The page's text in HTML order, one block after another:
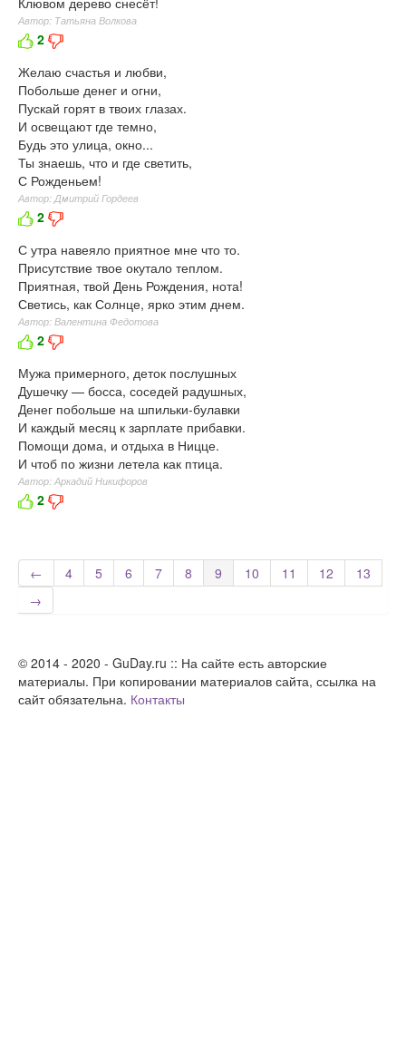
Автор: Татьяна Волкова
2
Желаю счастья и любви,
Побольше денег и огни,
Пускай горят в твоих глазах.
И освещают где темно,
Будь это улица, окно...
Ты знаешь, что и где светить,
С Рожденьем!
Автор: Дмитрий Гордеев
2
С утра навеяло приятное мне что то.
Присутствие твое окутало теплом.
Приятная, твой День Рождения, нота!
Светись, как Солнце, ярко этим днем.
Автор: Валентина Федотова
2
Мужа примерного, деток послушных
Душечку — босса, соседей радушных,
Денег побольше на шпильки-булавки
И каждый месяц к зарплате прибавки.
Помощи дома, и отдыха в Ницце.
И чтоб по жизни летела как птица.
Автор: Аркадий Никифоров
2
← 4 5 6 7 8 9 10 11 12
13
→
© 2014 - 2020 - GuDay.ru :: На сайте есть авторские
материалы. При копировании материалов сайта, ссылка на
сайт обязательна. Контакты